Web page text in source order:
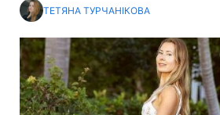
ТЕТЯНА ТУРЧАНІКОВА